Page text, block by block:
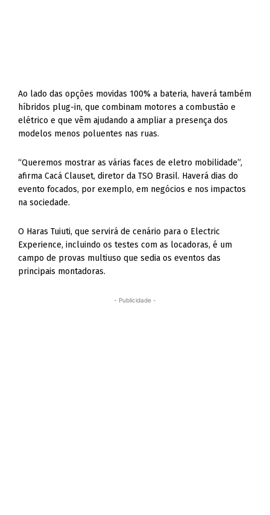
Ao lado das opções movidas 100% a bateria, haverá também
híbridos plug-in, que combinam motores a combustão e
elétrico e que vêm ajudando a ampliar a presença dos
modelos menos poluentes nas ruas.
“Queremos mostrar as várias faces de eletro mobilidade”,
afirma Cacá Clauset, diretor da TSO Brasil. Haverá dias do
evento focados, por exemplo, em negócios e nos impactos
na sociedade.
O Haras Tuiuti, que servirá de cenário para o Electric
Experience, incluindo os testes com as locadoras, é um
campo de provas multiuso que sedia os eventos das
principais montadoras.
- Publicidade -